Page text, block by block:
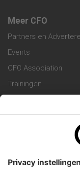
Meer CFO
Partners en
Events
CFO Association
Trainingen
Vacatures
Service & Contact
Werken bij ons